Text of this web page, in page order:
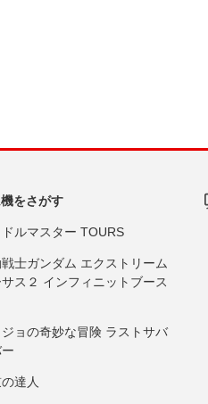
をさがす
ルマスター TOURS
士ガンダム エクストリーム
ス２ インフィニットブース
ョの奇妙な冒険 ラストサバ
達人